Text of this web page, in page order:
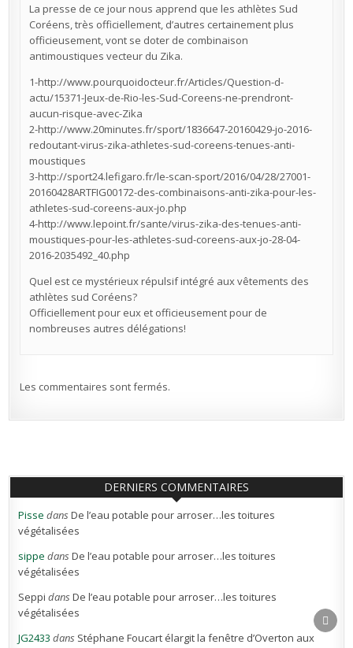
La presse de ce jour nous apprend que les athlètes Sud
Coréens, très officiellement, d’autres certainement plus
officieusement, vont se doter de combinaison
antimoustiques vecteur du Zika.
1-http://www.pourquoidocteur.fr/Articles/Question-d-
actu/15371-Jeux-de-Rio-les-Sud-Coreens-ne-prendront-
aucun-risque-avec-Zika
2-http://www.20minutes.fr/sport/1836647-20160429-jo-2016-
redoutant-virus-zika-athletes-sud-coreens-tenues-anti-
moustiques
3-http://sport24.lefigaro.fr/le-scan-sport/2016/04/28/27001-
20160428ARTFIG00172-des-combinaisons-anti-zika-pour-les-
athletes-sud-coreens-aux-jo.php
4-http://www.lepoint.fr/sante/virus-zika-des-tenues-anti-
moustiques-pour-les-athletes-sud-coreens-aux-jo-28-04-
2016-2035492_40.php
Quel est ce mystérieux répulsif intégré aux vêtements des
athlètes sud Coréens?
Officiellement pour eux et officieusement pour de
nombreuses autres délégations!
Les commentaires sont fermés.
DERNIERS COMMENTAIRES
Pisse dansDe l’eau potable pour arroser…les toitures
végétalisées
sippe dansDe l’eau potable pour arroser…les toitures
végétalisées
Seppi dansDe l’eau potable pour arroser…les toitures
végétalisées
JG2433 dans Stéphane Foucart élargit la fenêtre d’Overton aux
TO